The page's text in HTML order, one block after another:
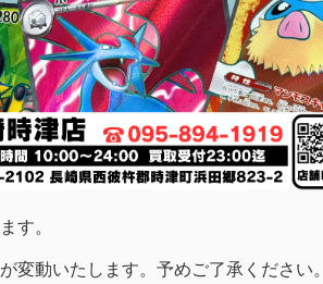
す。
変動いたします。予めご了承ください。